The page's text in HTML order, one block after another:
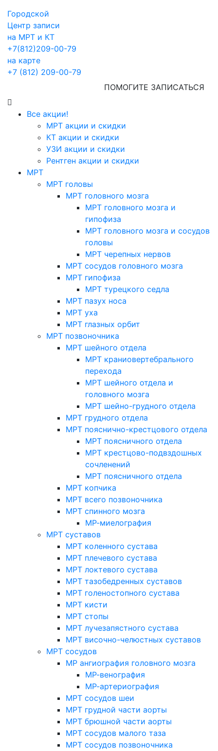
Городской
Центр записи
на МРТ и КТ
+7(812)209-00-79
на карте
+7 (812) 209-00-79
ПОМОГИТЕ ЗАПИСАТЬСЯ
Все акции!
МРТ акции и скидки
КТ акции и скидки
УЗИ акции и скидки
Рентген акции и скидки
МРТ
МРТ головы
МРТ головного мозга
МРТ головного мозга и
гипофиза
МРТ головного мозга и сосудов
головы
МРТ черепных нервов
МРТ сосудов головного мозга
МРТ гипофиза
МРТ турецкого седла
МРТ пазух носа
МРТ уха
МРТ глазных орбит
МРТ позвоночника
МРТ шейного отдела
МРТ краниовертебрального
перехода
МРТ шейного отдела и
головного мозга
МРТ шейно-грудного отдела
МРТ грудного отдела
МРТ пояснично-крестцового отдела
МРТ поясничного отдела
МРТ крестцово-подвздошных
сочленений
МРТ поясничного отдела
МРТ копчика
МРТ всего позвоночника
МРТ спинного мозга
МР-миелография
МРТ суставов
МРТ коленного сустава
МРТ плечевого сустава
МРТ локтевого сустава
МРТ тазобедренных суставов
МРТ голеностопного сустава
МРТ кисти
МРТ стопы
МРТ лучезапястного сустава
МРТ височно-челюстных суставов
МРТ сосудов
МР ангиография головного мозга
МР-венография
МР-артериография
МРТ сосудов шеи
МРТ грудной части аорты
МРТ брюшной части аорты
МРТ сосудов малого таза
МРТ сосудов позвоночника